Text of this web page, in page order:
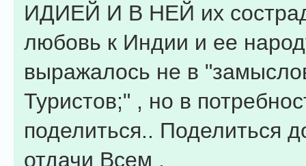
ИДИЕЙ И В НЕЙ их
любовь к Индии и ее
выражалось не в
Туристов;" , но в
поделиться.. Поделиться
отдачи Всем .